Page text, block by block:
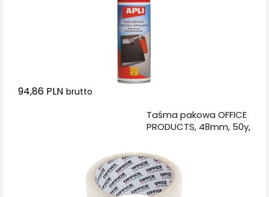
94,86 PLN brutto
Taśma pakowa OFFICE
PRODUCTS, 48mm, 50y,